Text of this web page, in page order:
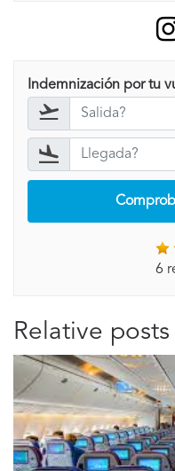
Indemnización por tu
6
Relative posts